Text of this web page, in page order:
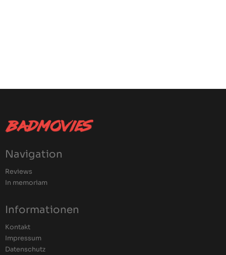
Navigation
Reviews
In memoriam
Informationen
Kontakt
Impressum
Datenschutz